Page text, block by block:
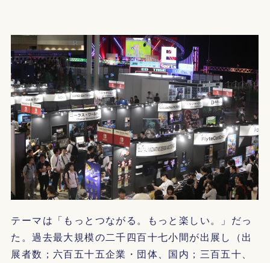
テーマは「もっとつながる。もっと楽しい。」だっ
た。過去最大規模の二千四百十七小間が出展し（出
展者数；六百五十五企業・団体、国内；三百五十、